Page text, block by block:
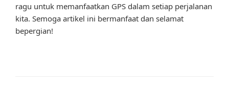
ragu untuk memanfaatkan GPS dalam setiap perjalanan
kita. Semoga artikel ini bermanfaat dan selamat
bepergian!